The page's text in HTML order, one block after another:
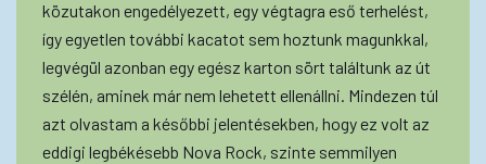
közutakon engedélyezett, egy végtagra eső terhelést,
így egyetlen további kacatot sem hoztunk magunkkal,
legvégül azonban egy egész karton sört találtunk az út
szélén, aminek már nem lehetett ellenállni. Mindezen túl
azt olvastam a későbbi jelentésekben, hogy ez volt az
eddigi legbékésebb Nova Rock, szinte semmilyen